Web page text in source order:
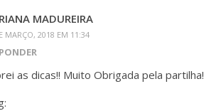
MADUREIRA
MARÇO, 2018 EM 11:34
as dicas!! Muito Obrigada pela partilha!